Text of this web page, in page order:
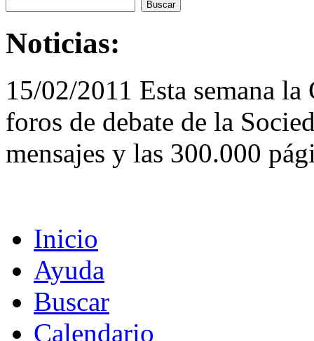
Noticias:
15/02/2011 Esta semana
foros de debate de la
mensajes y las 300.000
Inicio
Ayuda
Buscar
Calendario